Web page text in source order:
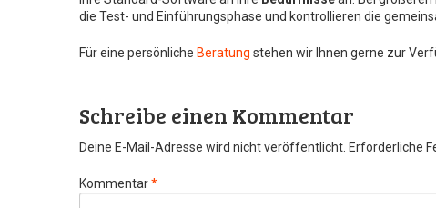
die Test- und Einführungsphase und kontrollieren die
Für eine persönliche Beratung stehen wir Ihnen gerne zur
Schreibe einen Kommentar
Deine E-Mail-Adresse wird nicht veröffentlicht. Erforderliche
Kommentar*